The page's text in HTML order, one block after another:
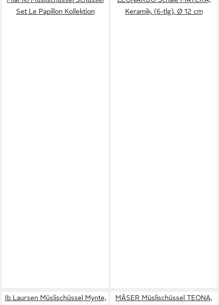
Set Le Papillon Kollektion
Keramik, (6-tlg), Ø 12 cm
Ib Laursen Müslischüssel Mynte,
MÄSER Müslischüssel TEONA,